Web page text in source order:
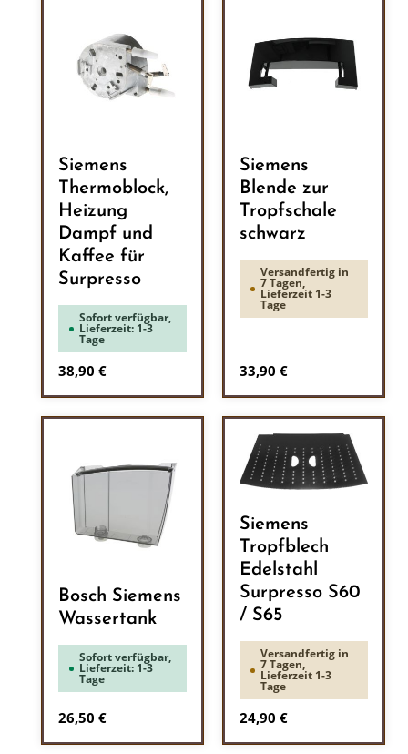
Siemens
Thermoblock,
Heizung
Dampf und
Kaffee für
Surpresso
Sofort verfügbar,
Lieferzeit: 1-3
Tage
Regulärer Preis:
38,90 €
Siemens
Blende zur
Tropfschale
schwarz
Versandfertig in
7 Tagen,
Lieferzeit 1-3
Tage
Regulärer Preis:
33,90 €
Bosch Siemens
Wassertank
Sofort verfügbar,
Lieferzeit: 1-3
Tage
Regulärer Preis:
26,50 €
Siemens
Tropfblech
Edelstahl
Surpresso S60
/ S65
Versandfertig in
7 Tagen,
Lieferzeit 1-3
Tage
Regulärer Preis:
24,90 €